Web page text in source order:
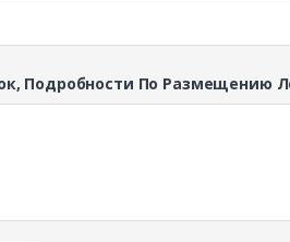
Подробности По Размещению